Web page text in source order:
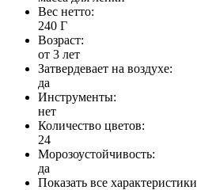
Вес нетто:
240 Г
Возраст:
от 3 лет
Затвердевает на воздухе:
да
Инструменты:
нет
Количество цветов:
24
Морозоустойчивость:
да
Показать все характеристики